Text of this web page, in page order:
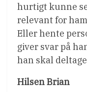
hurtigt kunne
relevant for
Eller hente
giver svar på
han skal
Hilsen Brian